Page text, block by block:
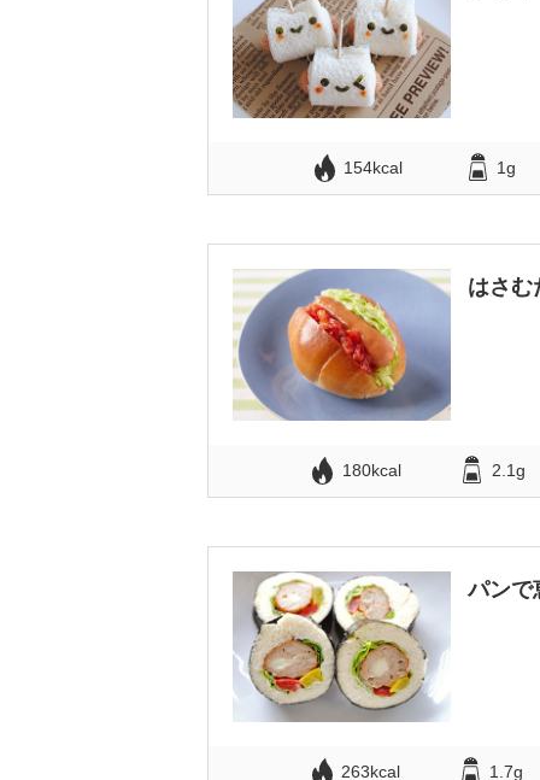
154kcal 1g
はさむ
180kcal 2.1g
パンで
263kcal 1.7g